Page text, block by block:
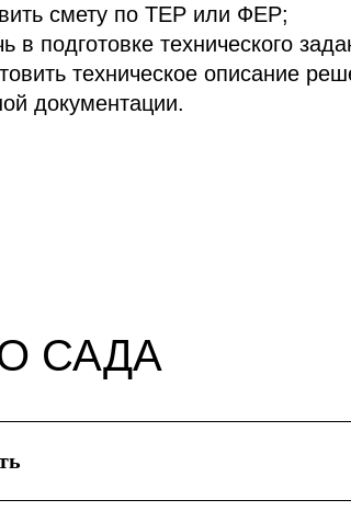
смету по ТЕР или ФЕР;
в подготовке технического
техническое описание
документации.
САДА